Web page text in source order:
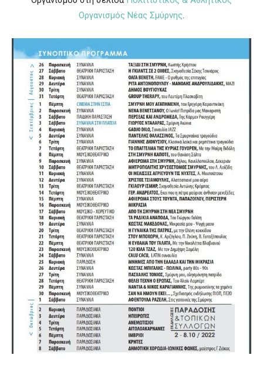
Οργανισμός Νέας Σμύρνης.